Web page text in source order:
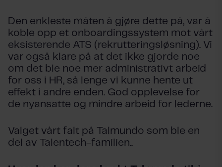
Den enkleste måten å gjøre dette på, var å
koble opp et onboardingssystem mot vårt
eksisterende ATS (rekrutteringsløsning). Vi
var også klare på at det ikke gjorde noe
om det ble noe mer administrativt arbeid
for oss i HR, så lenge vi kunne hente ut
effekt i andre enden. God opplevelse for
de nyansatte og mindre arbeid for lederne.
Valget vårt falt på Talmundo som ble en
del av Talentech-familien..